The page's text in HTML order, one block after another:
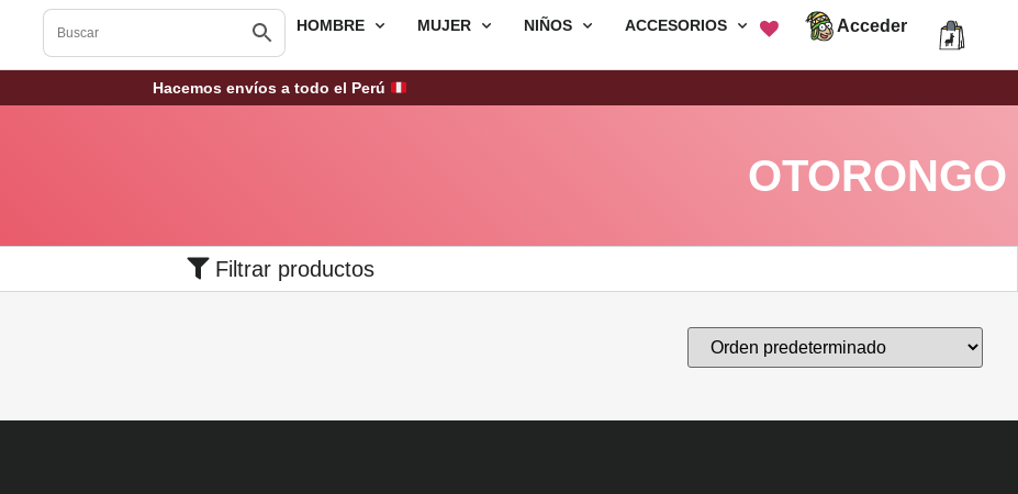
HOMBRE MUJER NIÑOS ACCESORIOS Acceder
Hacemos envíos a todo el Perú
OTORONGO
Filtrar productos